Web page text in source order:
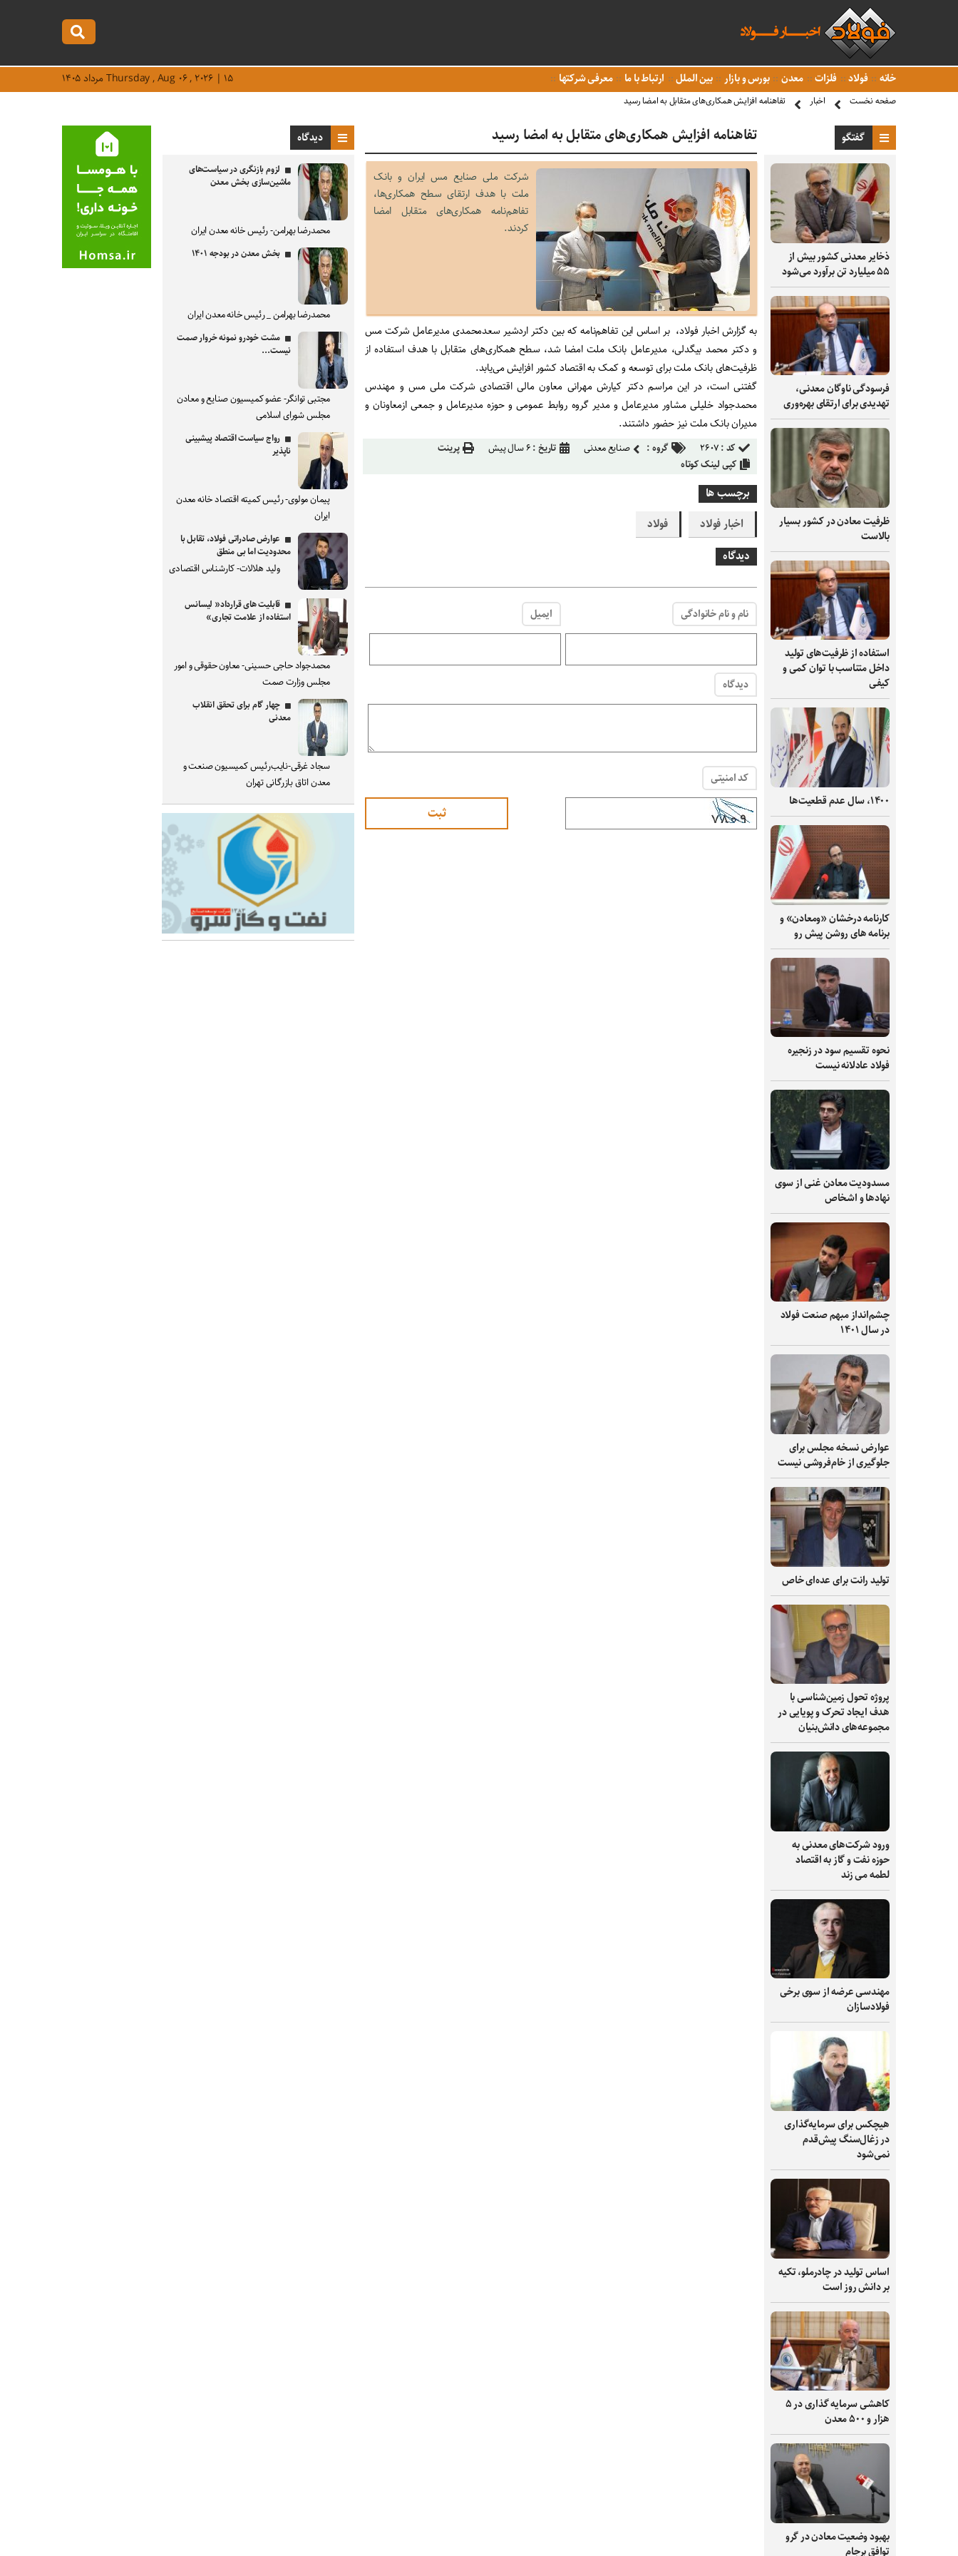
خانه فولاد فلزات معدن بورس و بازار بین الملل ارتباط با ما معرفی شرکتها Thursday , Aug ۰۶ , ۲۰۲۶ | ۱۵ مرداد ۱۴۰۵
صفحه نخست اخبار تفاهنامه افزایش همکاری‌های متقابل به امضا رسید
گفتگو
ذخایر معدنی کشور بیش از
۵۵ میلیارد تن برآورد می‌شود
فرسودگی ناوگان معدنی،
تهدیدی برای ارتقای بهره‌وری
ظرفیت‌ معادن در کشور بسیار
بالاست
استفاده از ظرفیت‌های تولید
داخل متناسب با توان کمی و
کیفی
۱۴۰۰، سال عدم قطعیت‌ها
کارنامه درخشان «ومعادن» و
برنامه های روشن پیش رو
نحوه تقسیم سود در زنجیره
فولاد عادلانه نیست
مسدودیت معادن غنی از سوی
نهادها و اشخاص
چشم‌انداز مبهم صنعت فولاد
در سال ۱۴۰۱
عوارض نسخه مجلس برای
جلوگیری از خام‌فروشی نیست
تولید رانت برای عده‌ای خاص
پروژه تحول زمین‌شناسی با
هدف ایجاد تحرک و پویایی در
مجموعه‌های دانش‌بنیان
ورود شرکت‌های معدنی به
حوزه نفت و گاز به اقتصاد
لطمه می زند
مهندسی عرضه از سوی برخی
فولادسازان
هیچکس برای سرمایه‌گذاری
در زغال‌سنگ پیش‌قدم
نمی‌شود
اساس تولید در چادرملو، تکیه
بر دانش‌ روز است
کاهشی سرمایه گذاری در ۵
هزار و ۵۰۰ معدن
بهبود وضعیت معادن در گرو
توافق برجام
تفاهنامه افزایش همکاری‌های متقابل به امضا رسید
شرکت ملی صنایع مس ایران و بانک
ملت با هدف ارتقای سطح همکاری‌ها،
تفاهم‌نامه‌ همکاری‌های متقابل امضا
کردند.
به گزارش اخبار فولاد، بر اساس این تفاهم‌نامه که بین دکتر اردشیر سعدمحمدی مدیرعامل شرکت مس
و دکتر محمد بیگدلی، مدیرعامل بانک ملت امضا شد، سطح همکاری‌های متقابل با هدف استفاده از
ظرفیت‌های بانک ملت برای توسعه و کمک به اقتصاد کشور افزایش می‌یابد.
گفتنی است، در این مراسم دکتر کیارش مهرانی معاون مالی اقتصادی شرکت ملی مس و مهندس
محمدجواد خلیلی مشاور مدیرعامل و مدیر گروه روابط عمومی و حوزه مدیرعامل و جمعی ازمعاونان و
مدیران بانک ملت نیز حضور داشتند.
کد :۲۶۰۷ گروه : صنایع معدنی تاریخ :۶ سال پیش
پرینت
کپی لینک کوتاه
برچسب ها
اخبار فولاد
فولاد
دیدگاه
نام و نام خانوادگی ایمیل
دیدگاه
کد امنیتی
دیدگاه
لزوم بازنگری در سیاست‌های
ماشین‌سازی بخش معدن
محمدرضا بهرامن- رئیس خانه معدن ایران
بخش معدن در بودجه ۱۴۰۱
محمدرضا بهرامن _ رئیس خانه معدن ایران
مشت خودرو نمونه خروار صمت
نیست...
مجتبی توانگر- عضو کمیسیون صنایع و معادن
مجلس شورای اسلامی
رواج سیاست اقتصاد پیشبینی
ناپذیر
پیمان مولوی- رئیس کمیته اقتصاد خانه معدن
ایران
عوارض صادراتی فولاد، تقابل با
محدودیت اما بی منطق
ولید هلالات- کارشناس اقتصادی
قابلیت های قرارداد« لیسانس
استفاده از علامت تجاری»
محمدجواد حاجی حسینی- معاون حقوقی و امور
مجلس وزارت صمت
چهار گام برای تحقق انقلاب
معدنی
سجاد غرقی-نایب‌رئیس کمیسیون صنعت و
معدن اتاق بازرگانی تهران